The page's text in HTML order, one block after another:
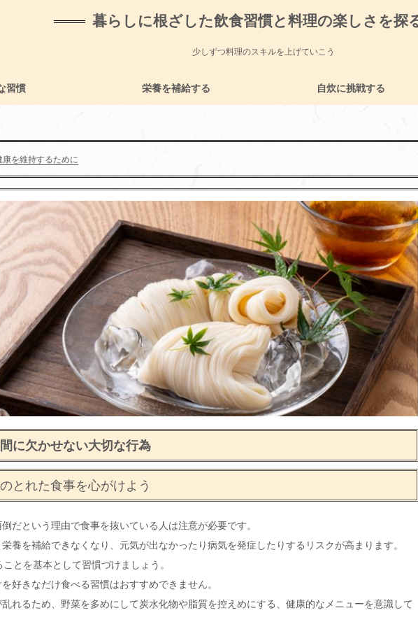
暮らしに根ざした飲食習慣と料理の楽しさを探
少しずつ料理のスキルを上げていこう
習慣 栄養を補給する 自炊に挑戦する
康を維持するために
に欠かせない大切な行為
とれた食事を心がけよう
だという理由で食事を抜いている人は注意が必要です。
養を補給できなくなり、元気が出なかったり病気を発症したりするリスクが高まります。
とを基本として習慣づけましょう。
好きなだけ食べる習慣はおすすめできません。
れるため、野菜を多めにして炭水化物や脂質を控えめにする、健康的なメニューを意識して